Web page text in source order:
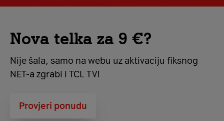
Nova telka za 9 €?
Nije šala, samo na webu uz aktivaciju fiksnog
NET-a zgrabi i TCL TV!
Provjeri ponudu